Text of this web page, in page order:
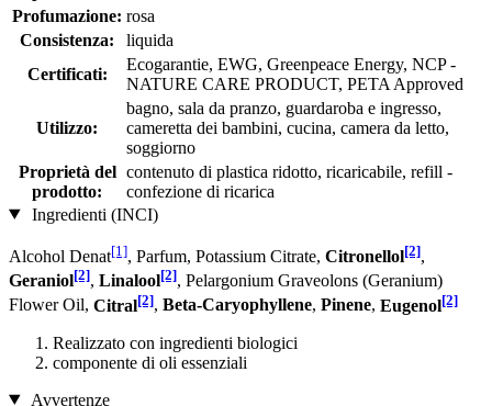
Profumazione: rosa
Consistenza:
liquida
Certificati:
Ecogarantie, EWG, Greenpeace Energy, NCP -
NATURE CARE PRODUCT, PETA Approved
Utilizzo:
bagno, sala da pranzo, guardaroba e ingresso,
cameretta dei bambini, cucina, camera da letto,
soggiorno
Proprietà del
prodotto:
contenuto di plastica ridotto, ricaricabile, refill -
confezione di ricarica
Ingredienti (INCI)
Alcohol Denat[1], Parfum, Potassium Citrate, Citronellol[2],
Geraniol[2], Linalool[2], Pelargonium Graveolons (Geranium)
Flower Oil, Citral[2], Beta-Caryophyllene, Pinene, Eugenol[2]
Realizzato con ingredienti biologici
componente di oli essenziali
Avvertenze